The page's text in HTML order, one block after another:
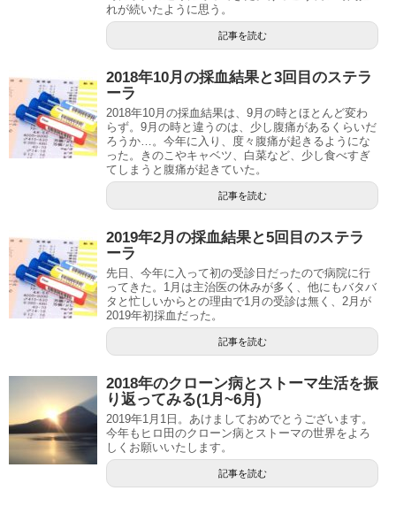
れが続いたように思う。
記事を読む
2018年10月の採血結果と3回目のステラ
ーラ
2018年10月の採血結果は、9月の時とほとんど変わ
らず。9月の時と違うのは、少し腹痛があるくらいだ
ろうか…。今年に入り、度々腹痛が起きるようにな
った。きのこやキャベツ、白菜など、少し食べすぎ
てしまうと腹痛が起きていた。
記事を読む
2019年2月の採血結果と5回目のステラ
ーラ
先日、今年に入って初の受診日だったので病院に行
ってきた。1月は主治医の休みが多く、他にもバタバ
タと忙しいからとの理由で1月の受診は無く、2月が
2019年初採血だった。
記事を読む
2018年のクローン病とストーマ生活を振
り返ってみる(1月~6月)
2019年1月1日。あけましておめでとうございます。
今年もヒロ田のクローン病とストーマの世界をよろ
しくお願いいたします。
記事を読む